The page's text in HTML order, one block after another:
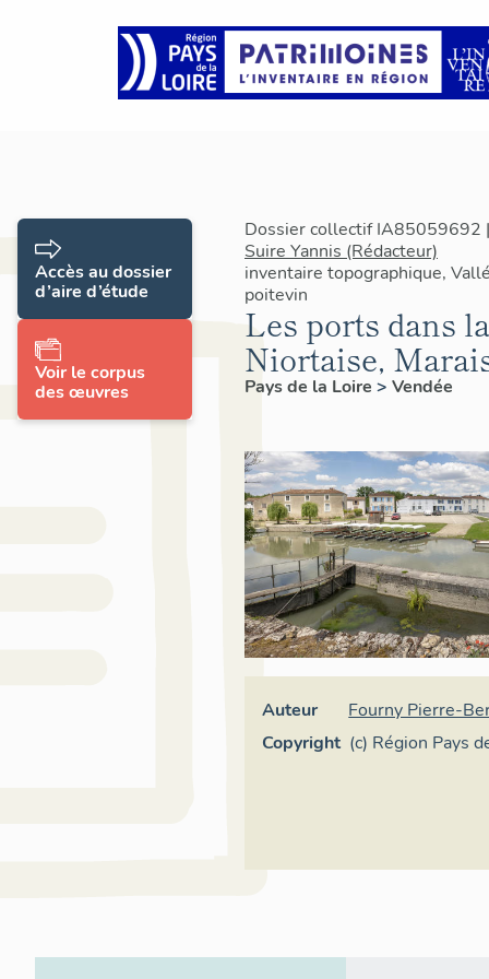
Dossier collectif IA85059692
Suire Yannis (Rédacteur)
inventaire topographique,
poitevin
Les ports dans
Niortaise,
Pays de la Loire > Vendée
Auteur
Fourny Pierre-
Copyright (c) Région Pays
Accès au dossier
d’aire d’étude
Voir le corpus
des œuvres